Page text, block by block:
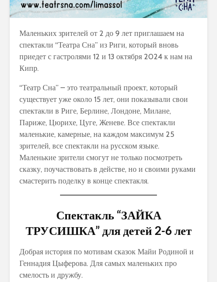
Маленьких зрителей от 2 до 9 лет приглашаем на
спектакли “Театра Сна” из Риги, который вновь
приедет с гастролями 12 и 13 октября 2024 к нам на
Кипр.
“Театр Сна” – это театральный проект, который
существует уже около 15 лет, они показывали свои
спектакли в Риге, Берлине, Лондоне, Милане,
Париже, Цюрихе, Цуге, Женеве. Все спектакли
маленькие, камерные, на каждом максимум 25
зрителей, все спектакли на русском языке.
Маленькие зрители смогут не только посмотреть
сказку, поучаствовать в действе, но и своими руками
смастерить поделку в конце спектакля.
Спектакль “ЗАЙКА
ТРУСИШКА” для детей 2-6 лет
Добрая история по мотивам сказок Майи Родиной и
Геннадия Цыферова. Для самых маленьких про
смелость и дружбу.